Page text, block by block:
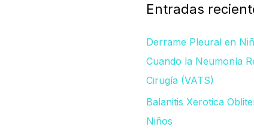
a
p
o
r
:
Entradas
Derrame Pleural en
Cuando la Neumonía
Cirugía (VATS)
Balanitis Xerotica
Niños